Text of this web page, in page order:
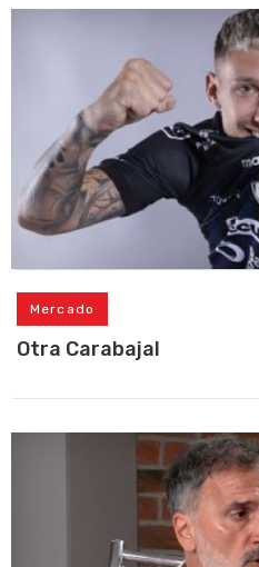
Mercado
Otra Carabajal